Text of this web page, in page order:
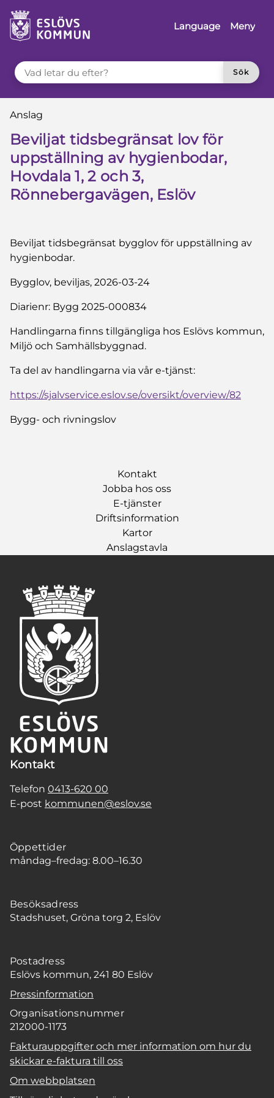
till innehåll
Language
Meny
VAD LETAR DU EFTER?
Sök
Du är här:
Anslag
Beviljat tidsbegränsat lov för
uppställning av hygienbodar,
Hovdala 1, 2 och 3,
Rönnebergavägen, Eslöv
Beviljat tidsbegränsat bygglov för uppställning av
hygienbodar.
Bygglov, beviljas, 2026-03-24
Diarienr: Bygg 2025-000834
Handlingarna finns tillgängliga hos Eslövs kommun,
Miljö och Samhällsbyggnad.
Ta del av handlingarna via vår e-tjänst:
https://sjalvservice.eslov.se/oversikt/overview/82
Bygg- och rivningslov
Kontakt
Jobba hos oss
E-tjänster
Driftsinformation
Kartor
Anslagstavla
Kontakt
Telefon 0413-620 00
E-post kommunen@eslov.se
Öppettider
måndag–fredag: 8.00–16.30
Besöksadress
Stadshuset, Gröna torg 2, Eslöv
Postadress
Eslövs kommun, 241 80 Eslöv
Pressinformation
Organisationsnummer
212000-1173
Fakturauppgifter och mer information om hur du
skickar e-faktura till oss
Om webbplatsen